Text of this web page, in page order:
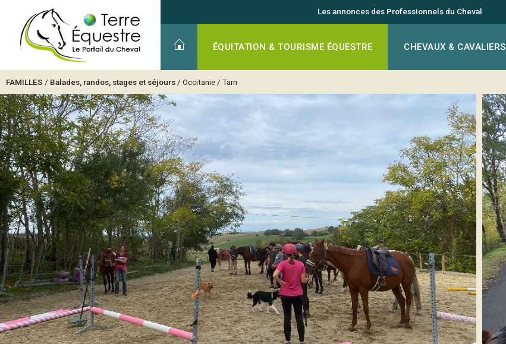
Les annonces des Professionnels du Cheval
ÉQUITATION & TOURISME ÉQUESTRE CHEVAUX & CAVALIERS
FAMILLES / Balades, randos, stages et séjours / Occitanie / Tarn